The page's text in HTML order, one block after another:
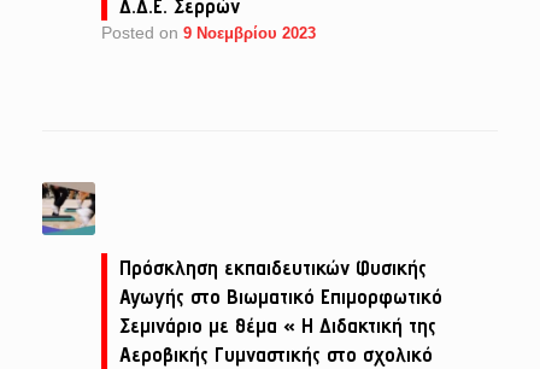
Δ.Δ.Ε. Σερρών
Posted on 9 Νοεμβρίου 2023
Πρόσκληση εκπαιδευτικών Φυσικής
Αγωγής στο Βιωματικό Επιμορφωτικό
Σεμινάριο με θέμα « Η Διδακτική της
Αεροβικής Γυμναστικής στο σχολικό